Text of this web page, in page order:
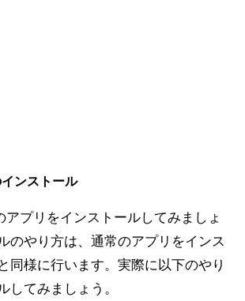
ンストール
プリをインストールしてみましょ
のやり方は、通常のアプリをインス
同様に行います。実際に以下のやり
してみましょう。